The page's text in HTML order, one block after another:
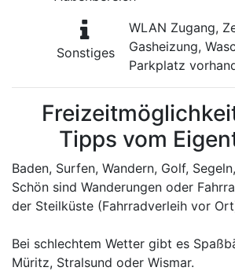
Sonstiges
WLAN Zugang,
Gasheizung,
Parkplatz
Tipps vom
Baden, Surfen, Wandern, Golf, Segeln,
Schön sind Wanderungen oder
der Steilküste (Fahrradverleih vor
Bei schlechtem Wetter gibt es
Müritz, Stralsund oder Wismar.